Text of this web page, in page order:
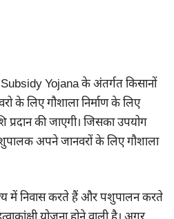
Yojana के अंतर्गत किसानों
के लिए गौशाला निर्माण के लिए
की जाएगी। जिसका उपयोग
अपने जानवरों के लिए गौशाला
में निवास करते हैं और पशुपालन करते